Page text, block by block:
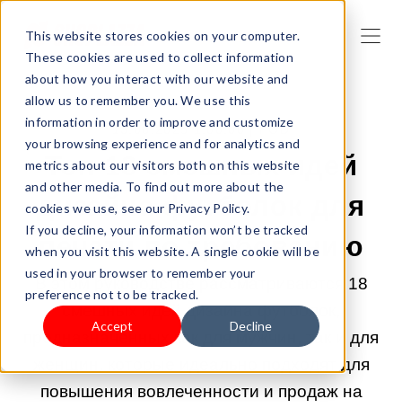
This website stores cookies on your computer.
These cookies are used to collect information
about how you interact with our website and
allow us to remember you. We use this
information in order to improve and customize
your browsing experience and for analytics and
metrics about our visitors both on this website
and other media. To find out more about the
cookies we use, see our Privacy Policy.
If you decline, your information won’t be tracked
when you visit this website. A single cookie will be
used in your browser to remember your
preference not to be tracked.
Accept Decline
13.08.2025 1:00:00 | POD
Топ-18 смешных идей
дизайна футболок для
печати по требованию
В этом руководстве рассматриваются 18
смешных идей дизайна футболок,
предназначенных как для мужчин, так и для
женщин, которые идеально подходят для
повышения вовлеченности и продаж на